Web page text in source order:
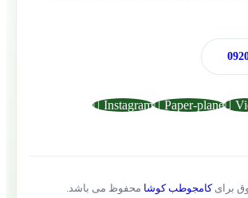
Paper-plane
Instagram
برایکامجوطب کوشا محفوظ می باشد.